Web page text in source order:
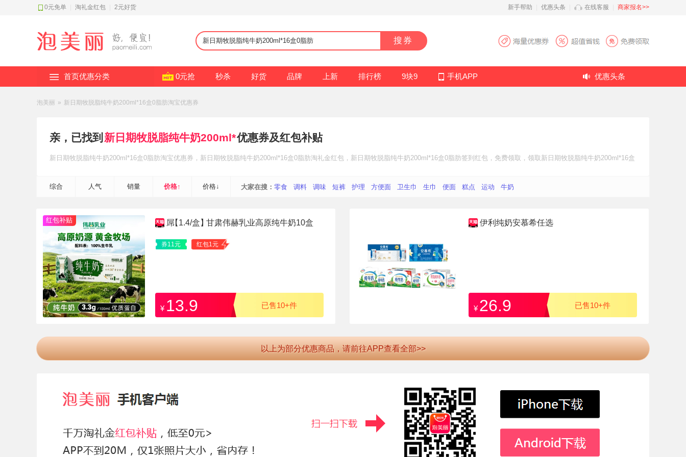
0元免单 淘礼金红包 2元好货 新手帮助 优惠头条 在线客服 商家报名>>
搜券
首页优惠分类 0元抢 秒杀 好货 品牌 上新 排行榜 9块9 手机APP 优惠头条
泡美丽 » 新日期牧脱脂纯牛奶200ml*16盒0脂肪淘宝优惠券
亲，已找到 新日期牧脱脂纯牛奶200ml*优惠券及红包补贴
新日期牧脱脂纯牛奶200ml*16盒0脂肪淘宝优惠券 ，新日期牧脱脂纯牛奶200ml*16盒0脂肪淘礼金红包 ，新日期牧脱脂纯牛奶200ml*16盒0脂肪签到红包 ，免费领取，领取新日期牧脱脂纯牛奶200ml*16盒
综合 人气 销量 价格↑ 价格↓ 大家在搜： 零食 调料 调味 短裤 护理 方便面 卫生巾 生巾 便面 糕点 运动 牛奶
红包补贴 屌【1.4/盒】甘肃伟赫乳业高原纯牛奶10盒
券11元 红包1元
¥ 13.9 已售10+件
伊利纯奶安慕希任选
¥ 26.9 已售10+件
以上为部分优惠商品，请前往APP查看全部>>